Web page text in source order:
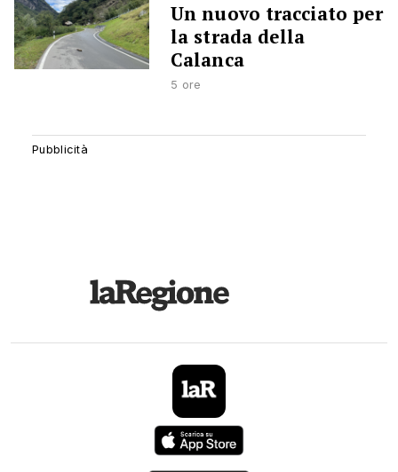
Un nuovo tracciato per
la strada della
Calanca
5 ore